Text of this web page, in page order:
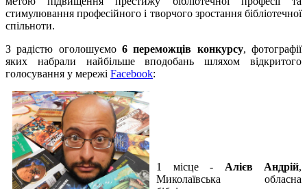
стимулювання професійного і творчого зростання бібліотечної
спільноти.
З радістю оголошуємо 6 переможців конкурсу, фотографії
яких набрали найбільше вподобань шляхом відкритого
голосування у мережі Facebook:
1 місце - Алієв Андрій,
Миколаївська обласна